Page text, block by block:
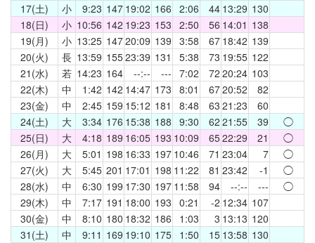
17(土)
小 9:23 147 19:02 166 2:06 44 13:29 130
18(日)
小 10:56 142 19:23 153 2:50 56 14:01 138
19(月)
小 13:25 14720:09 139 3:58 67 18:42 139
20(火)
長 13:59 15523:39 131 5:38 73 19:55 122
21(水)
若 14:23 164 --:-- --- 7:02 72 20:24 103
22(木)
中 1:42 142 14:47 173 8:01 6720:52 82
23(金)
中 2:45 159 15:12 181 8:48 63 21:23 60
24(土)
大 3:34 176 15:38 188 9:30 62 21:55 39 ◯
25(日)
大 4:18 189 16:05 193 10:09 6522:29 21 ◯
26(月)
大 5:01 198 16:33 197 10:46 71 23:04 7 ◯
27(火)
大 5:45 201 17:01 198 11:22 81 23:42 -1 ◯
28(水)
中 6:30 199 17:30 197 11:58 94 --:-- --- ◯
29(木)
中 7:17 191 18:00 193 0:21 -2 12:34 107
30(金)
中 8:10 180 18:32 186 1:03 3 13:13 120
31(土)
中 9:11 169 19:10 175 1:50 15 13:58 130